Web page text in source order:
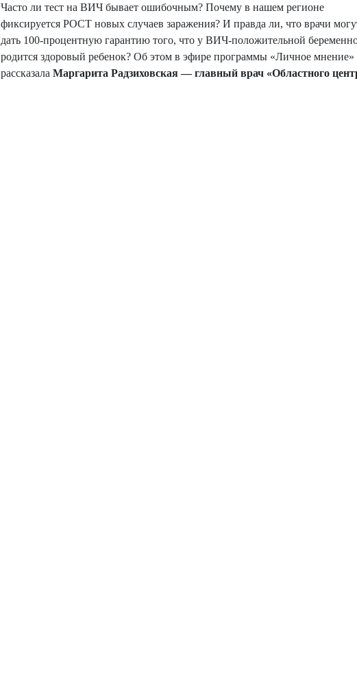
Часто ли тест на ВИЧ бывает ошибочным? Почему в нашем регионе
фиксируется РОСТ новых случаев заражения? И правда ли, что врачи
дать 100-процентную гарантию того, что у ВИЧ-положительной
родится здоровый ребенок? Об этом в эфире программы «Личное мнение»
рассказалаМаргарита Радзиховская — главный врач «Областного